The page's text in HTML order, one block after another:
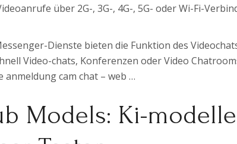
über 2G-, 3G-, 4G-, 5G- oder Wi-Fi-
Dienste bieten die Funktion des
Video-chats, Konferenzen oder Video
anmeldung cam chat – web …
Models: Ki-